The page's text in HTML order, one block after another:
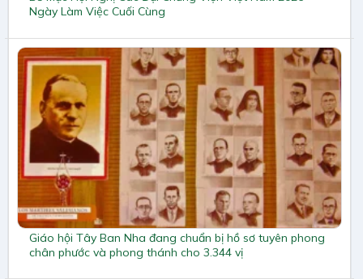
Ngày Làm Việc Cuối Cùng
Giáo hội Tây Ban Nha đang chuẩn bị hồ sơ tuyên phong
chân phước và phong thánh cho 3.344 vị